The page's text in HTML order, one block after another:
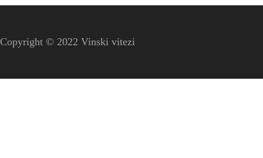
Copyright © 2022 Vinski vitezi